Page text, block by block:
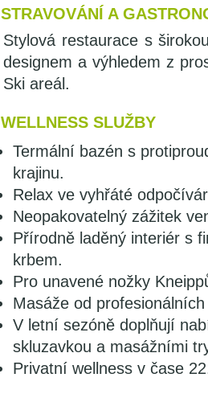
STRAVOVÁNÍ A
Stylová restaurace s
designem a výhledem z
Ski areál.
WELLNESS SLUŽBY
Termální bazén s
krajinu.
Relax ve vyhřáté
Neopakovatelný zážitek
Přírodně laděný interiér s
krbem.
Pro unavené nožky
Masáže od
V letní sezóně doplňují
skluzavkou a masážními
Privatní wellness v čase